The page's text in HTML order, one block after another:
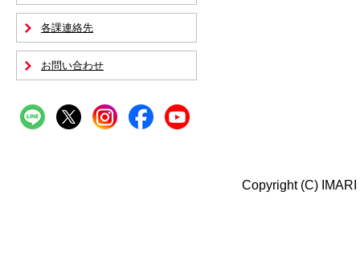
各課連絡先
お問い合わせ
Copyright (C)